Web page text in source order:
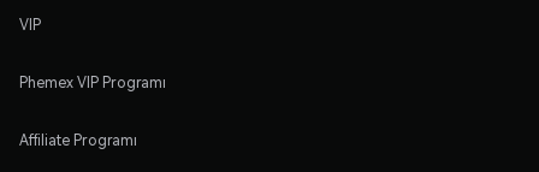
VIP
Phemex VIP Programı
Affiliate Programı